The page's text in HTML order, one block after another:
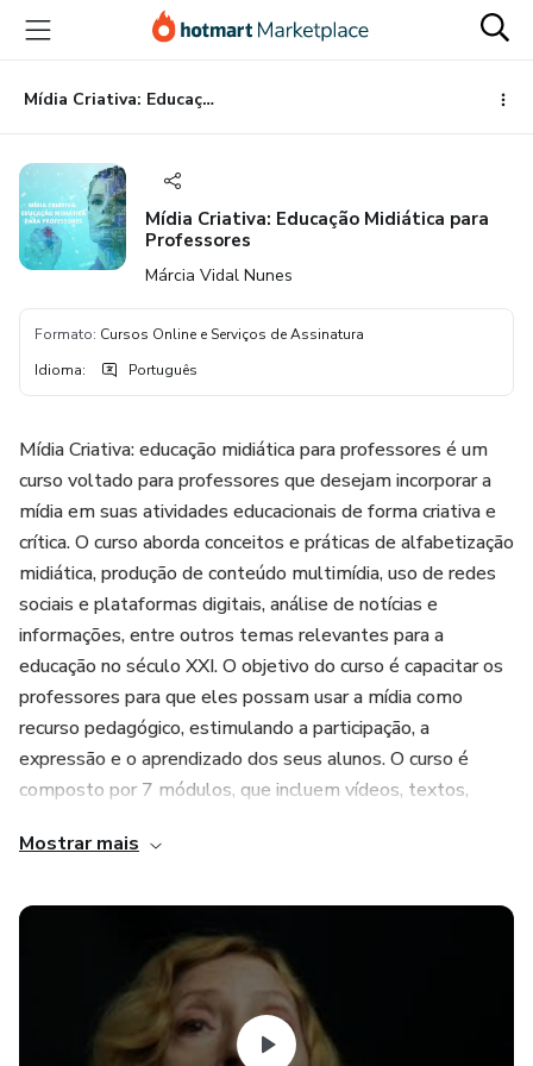
para
conteúdo
principal
para
pagamento
para
rodapé
Mídia Criativa: Educação Midiática para Professores
Mídia Criativa: Educação Midiática para
Professores
Márcia Vidal Nunes
Formato: Cursos Online e Serviços de Assinatura
Idioma: Português
Mídia Criativa: educação midiática para professores é um
curso voltado para professores que desejam incorporar a
mídia em suas atividades educacionais de forma criativa e
crítica. O curso aborda conceitos e práticas de alfabetização
midiática, produção de conteúdo multimídia, uso de redes
sociais e plataformas digitais, análise de notícias e
informações, entre outros temas relevantes para a
educação no século XXI. O objetivo do curso é capacitar os
professores para que eles possam usar a mídia como
recurso pedagógico, estimulando a participação, a
expressão e o aprendizado dos seus alunos. O curso é
composto por 7 módulos, que incluem vídeos, textos,
os participantes receberão um certificado de conclusão.
O Curso Educação Midiática para Professores objetiva
capacitar os docentes no uso da mídia como ferramenta
pedagógica e fator estimulador das habilidades midiáticas
de colaboração, compreensão, criação e pensamento crítico.
A educação midiática é a capacidade de lidar com as
Mostrar mais